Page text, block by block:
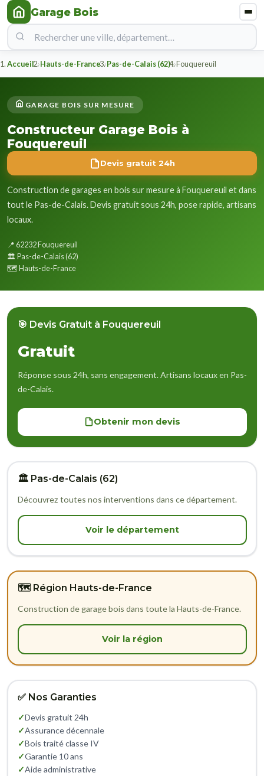
Garage Bois
Accueil Hauts-de-France Pas-de-Calais (62) Fouquereuil
GARAGE BOIS SUR MESURE
Constructeur Garage Bois à
Fouquereuil
Devis gratuit 24h
Construction de garages en bois sur mesure à Fouquereuil et dans
tout le Pas-de-Calais. Devis gratuit sous 24h, pose rapide, artisans
locaux.
📍 62232 Fouquereuil
🏛️ Pas-de-Calais (62)
🗺️ Hauts-de-France
🎯 Devis Gratuit à Fouquereuil
Gratuit
Réponse sous 24h, sans engagement. Artisans locaux en Pas-
de-Calais.
Obtenir mon devis
🏛️ Pas-de-Calais (62)
Découvrez toutes nos interventions dans ce département.
Voir le département
🗺️ Région Hauts-de-France
Construction de garage bois dans toute la Hauts-de-France.
Voir la région
✅ Nos Garanties
✓Devis gratuit 24h
✓Assurance décennale
✓Bois traité classe IV
✓Garantie 10 ans
✓Aide administrative